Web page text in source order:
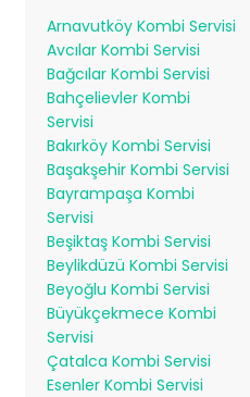
Arnavutköy Kombi Servisi
Avcılar Kombi Servisi
Bağcılar Kombi Servisi
Bahçelievler Kombi
Servisi
Bakırköy Kombi Servisi
Başakşehir Kombi Servisi
Bayrampaşa Kombi
Servisi
Beşiktaş Kombi Servisi
Beylikdüzü Kombi Servisi
Beyoğlu Kombi Servisi
Büyükçekmece Kombi
Servisi
Çatalca Kombi Servisi
Esenler Kombi Servisi